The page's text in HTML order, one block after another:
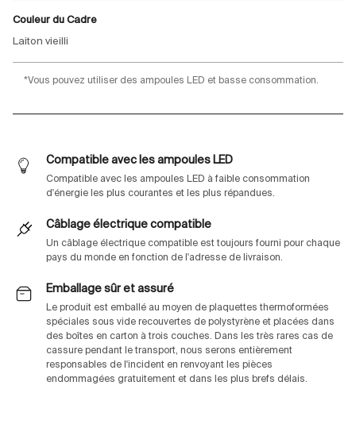
Couleur du Cadre
Laiton vieilli
*Vous pouvez utiliser des ampoules LED et basse consommation.
Compatible avec les ampoules LED
Compatible avec les ampoules LED à faible consommation
d'énergie les plus courantes et les plus répandues.
Câblage électrique compatible
Un câblage électrique compatible est toujours fourni pour chaque
pays du monde en fonction de l'adresse de livraison.
Emballage sûr et assuré
Le produit est emballé au moyen de plaquettes thermoformées
spéciales sous vide recouvertes de polystyrène et placées dans
des boîtes en carton à trois couches. Dans les très rares cas de
cassure pendant le transport, nous serons entièrement
responsables de l'incident en renvoyant les pièces
endommagées gratuitement et dans les plus brefs délais.